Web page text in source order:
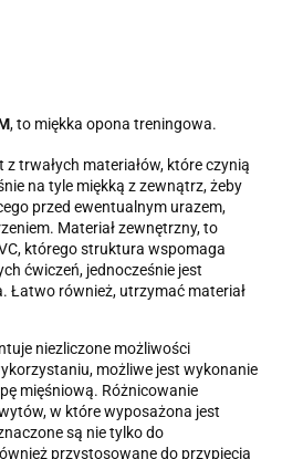
działalność gospodarczą pod firmą:
Zgoda jest dobrowolna, ale
z administratorem, np. przez e-mail:
do czasu udzielenia odpowiedzi na
Osobie, której dane dotyczą,
do swoich danych, ich sprostowania,
usunięcia, ograniczenia
wniesienia skargi do Prezesa
, to miękka opona treningowa.
trwałych materiałów, które czynią
na tyle miękką z zewnątrz, żeby
przed ewentualnym urazem,
Materiał zewnętrzny, to
którego struktura wspomaga
ćwiczeń, jednocześnie jest
Łatwo również, utrzymać materiał
niezliczone możliwości
możliwe jest wykonanie
mięśniową. Różnicowanie
w które wyposażona jest
są nie tylko do
przystosowane do przypięcia